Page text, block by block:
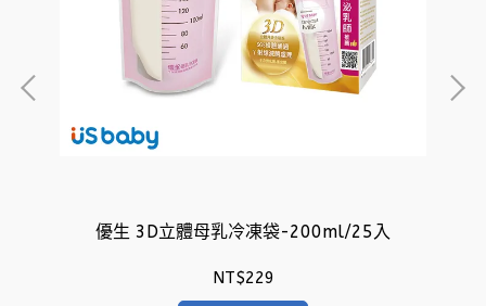
優生 3D立體母乳冷凍袋-200ml/25入
NT$229